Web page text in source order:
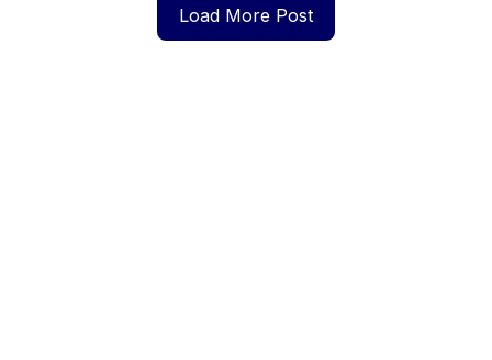
Load More Post